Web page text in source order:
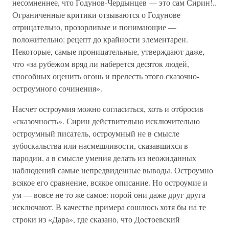
несомненнее, что Годунов-Чердынцев — это сам Сирин!..
Ограниченные критики отзываются о Годунове
отрицательно, прозорливые и понимающие —
положительно: рецепт до крайности элементарен.
Некоторые, самые проницательные, утверждают даже,
что «за рубежом вряд ли наберется десяток людей,
способных оценить огонь и прелесть этого сказочно-
остроумного сочинения».
Насчет остроумия можно согласиться, хоть и отбросив
«сказочность». Сирин действительно исключительно
остроумный писатель, остроумный не в смысле
зубоскальства или насмешливости, сказавшихся в
пародии, а в смысле умения делать из неожиданных
наблюдений самые непредвиденные выводы. Остроумно
всякое его сравнение, всякое описание. Но остроумие и
ум — вовсе не то же самое: порой они даже друг друга
исключают. В качестве примера сошлюсь хотя бы на те
строки из «Дара», где сказано, что Достоевский